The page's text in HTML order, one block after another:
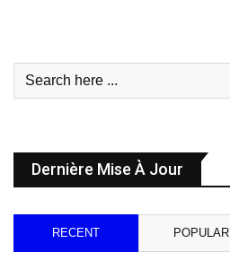
Dernière Mise À Jour
RECENT POPULAR